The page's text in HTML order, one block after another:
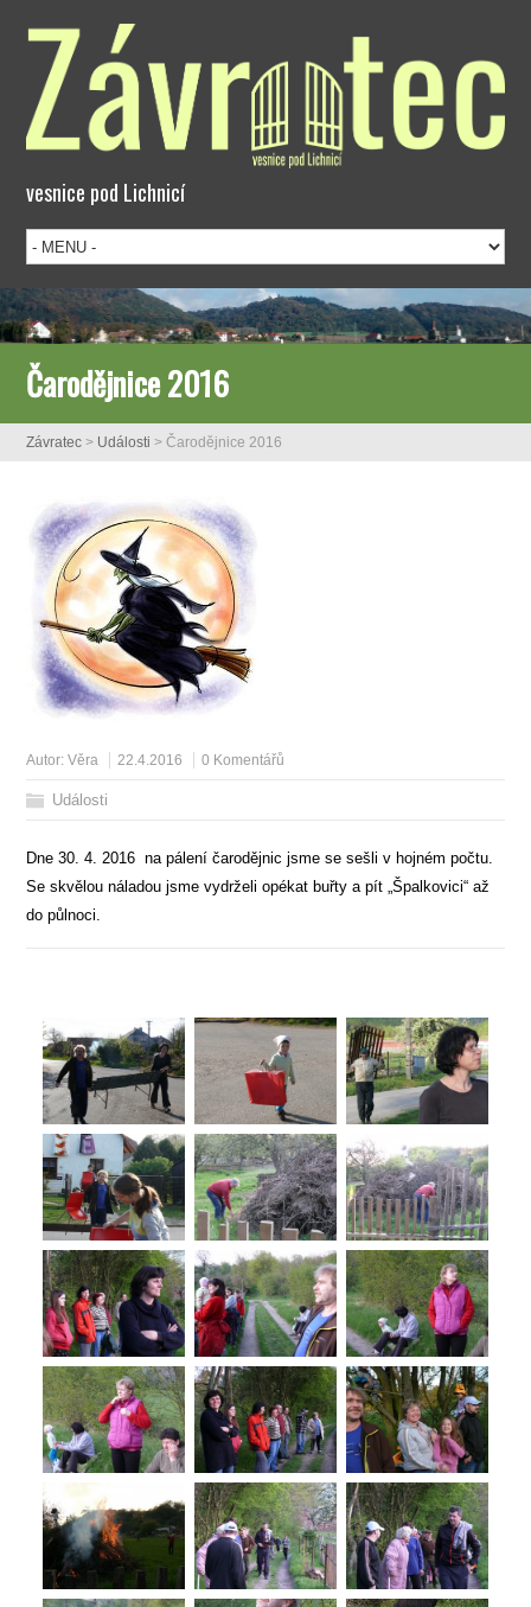
vesnice pod Lichnicí
Čarodějnice 2016
Závratec > Události >Čarodějnice 2016
Autor:Věra 22.4.2016 0 Komentářů
Události
Dne 30. 4. 2016 na pálení čarodějnic jsme se sešli v hojném počtu.
Se skvělou náladou jsme vydrželi opékat buřty a pít „Špalkovici“ až
do půlnoci.